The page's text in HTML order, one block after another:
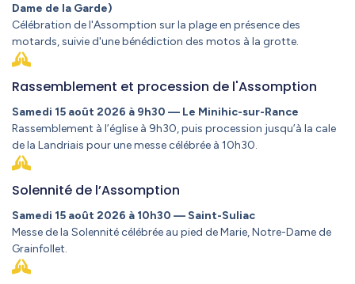
Dame de la Garde)
Célébration de l'Assomption sur la plage en présence des
motards, suivie d'une bénédiction des motos à la grotte.
Rassemblement et procession de l'Assomption
Samedi 15 août 2026 à 9h30 — Le Minihic-sur-Rance
Rassemblement à l’église à 9h30, puis procession jusqu’à la cale
de la Landriais pour une messe célébrée à 10h30.
Solennité de l’Assomption
Samedi 15 août 2026 à 10h30 — Saint-Suliac
Messe de la Solennité célébrée au pied de Marie, Notre-Dame de
Grainfollet.